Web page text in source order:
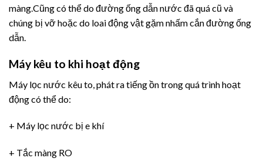
màng.Cũng có thể do đường ống dẫn nước đã quá cũ và
chúng bị vỡ hoặc do loai động vật gặm nhấm cắn đường ống
dẫn.
Máy kêu to khi hoạt động
Máy lọc nước kêu to, phát ra tiếng ồn trong quá trình hoạt
động có thể do:
+ Máy lọc nước bị e khí
+ Tắc màng RO